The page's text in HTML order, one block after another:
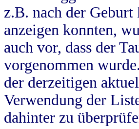
z.B. nach der
anzeigen konnten,
auch vor, dass der
vorgenommen
der derzeitigen
Verwendung der
dahinter zu